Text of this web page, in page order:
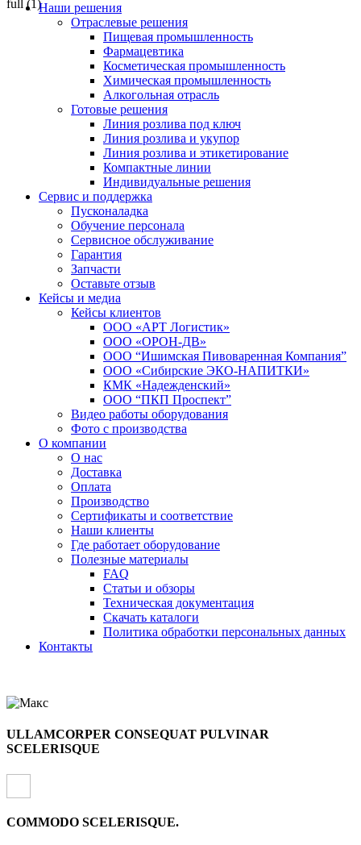
Наши решения
Отраслевые решения
Пищевая промышленность
Фармацевтика
Косметическая промышленность
Химическая промышленность
Алкогольная отрасль
Готовые решения
Линия розлива под ключ
Линия розлива и укупор
Линия розлива и этикетирование
Компактные линии
Индивидуальные решения
Сервис и поддержка
Пусконаладка
Обучение персонала
Сервисное обслуживание
Гарантия
Запчасти
Оставьте отзыв
Кейсы и медиа
Кейсы клиентов
ООО «АРТ Логистик»
ООО «ОРОН-ДВ»
ООО “Ишимская Пивоваренная Компания”
ООО «Сибирские ЭКО-НАПИТКИ»
КМК «Надежденский»
ООО “ПКП Проспект”
Видео работы оборудования
Фото с производства
О компании
О нас
Доставка
Оплата
Производство
Сертификаты и соответствие
Наши клиенты
Где работает оборудование
Полезные материалы
FAQ
Статьи и обзоры
Техническая документация
Скачать каталоги
Политика обработки персональных данных
Контакты
ULLAMCORPER CONSEQUAT PULVINAR
SCELERISQUE
COMMODO SCELERISQUE.